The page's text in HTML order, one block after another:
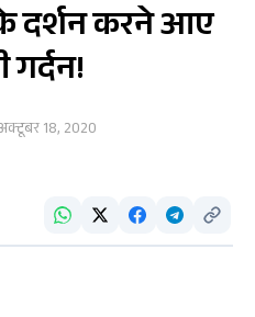
दर्शन करने आए
18, 2020